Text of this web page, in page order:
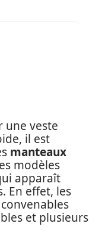
une veste
il est
manteaux
modèles
apparaît
En effet, les
et plusieurs